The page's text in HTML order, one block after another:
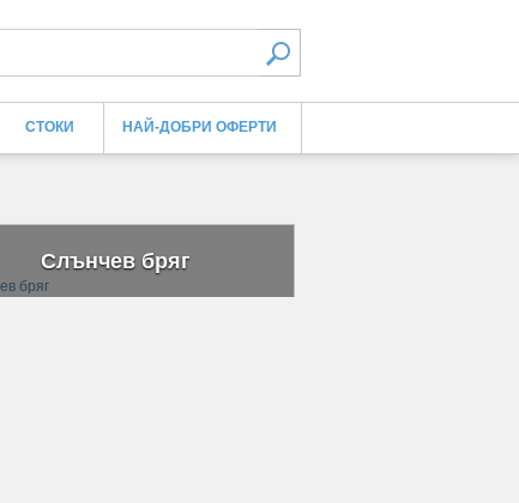
СТОКИ НАЙ-ДОБРИ ОФЕРТИ
Слънчев бряг